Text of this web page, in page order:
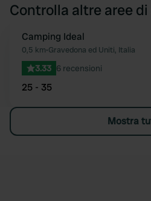
Controlla altre aree
Camping Ideal
0,5 km•Gravedona ed Uniti, Italia
3.33 6 recensioni
25 - 35
Mostra